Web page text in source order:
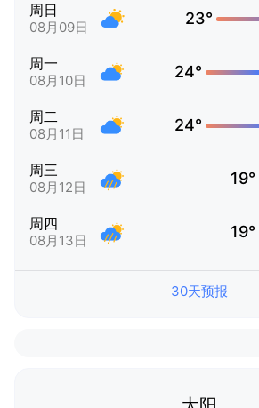
周日
08月09日 23°
周一
08月10日 24°
周二
08月11日 24°
周三
08月12日 19°
周四
08月13日 19°
30天预报